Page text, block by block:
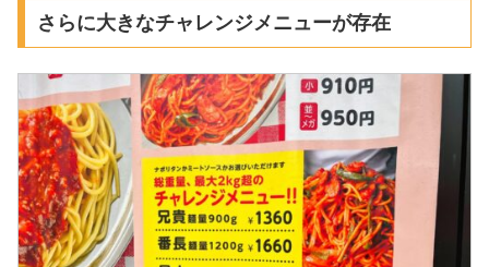
さらに大きなチャレンジメニューが存在